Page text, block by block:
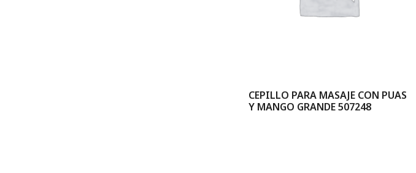
CEPILLO PARA MASAJE CON PUAS
Y MANGO GRANDE 507248